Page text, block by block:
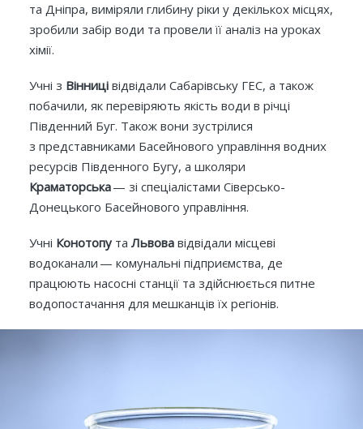
та Дніпра, виміряли глибину ріки у декількох місцях,
зробили забір води та провели її аналіз на уроках
хімії.
Учні з Вінниці відвідали Сабарівську ГЕС, а також
побачили, як перевіряють якість води в річці
Південний Буг. Також вони зустрілися
з представниками Басейнового управління водних
ресурсів Південного Бугу, а школяри
Краматорська— зі спеціалістами Сіверсько-
Донецького Басейнового управління.
Учні Конотопу та Львова відвідали місцеві
водоканали — комунальні підприємства, де
працюють насосні станції та здійснюється питне
водопостачання для мешканців їх регіонів.